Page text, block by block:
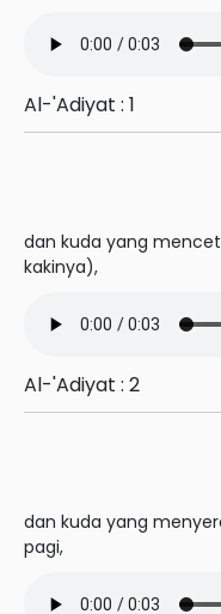
Al-'Adiyat : 1
dan kuda yang
kakinya),
Al-'Adiyat : 2
dan kuda yang
pagi,